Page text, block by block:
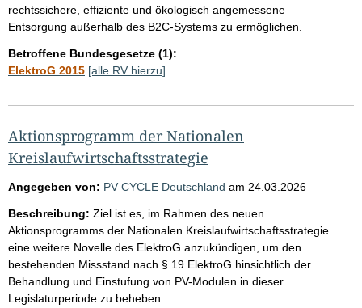
rechtssichere, effiziente und ökologisch angemessene
Entsorgung außerhalb des B2C-Systems zu ermöglichen.
Betroffene Bundesgesetze (1):
ElektroG 2015 [alle RV hierzu]
Aktionsprogramm der Nationalen
Kreislaufwirtschaftsstrategie
Angegeben von: PV CYCLE Deutschland am 24.03.2026
Beschreibung: Ziel ist es, im Rahmen des neuen
Aktionsprogramms der Nationalen Kreislaufwirtschaftsstrategie
eine weitere Novelle des ElektroG anzukündigen, um den
bestehenden Missstand nach § 19 ElektroG hinsichtlich der
Behandlung und Einstufung von PV-Modulen in dieser
Legislaturperiode zu beheben.